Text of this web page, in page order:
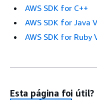
AWS SDK for C++
AWS SDK for Java
AWS SDK for Ruby
Esta página foi útil?